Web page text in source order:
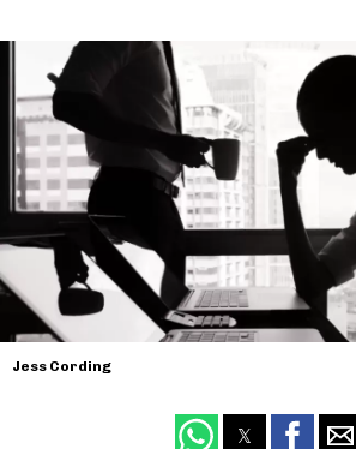
Jess Cording